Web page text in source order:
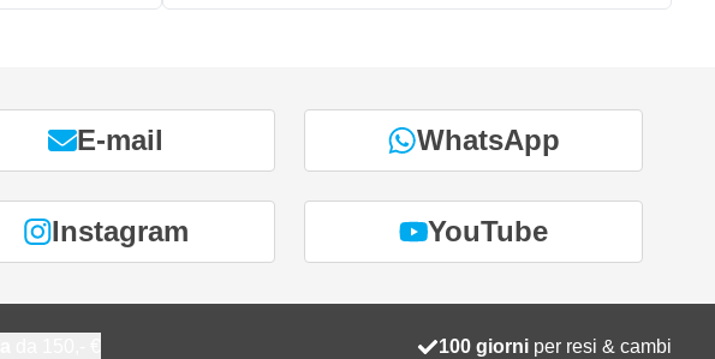
E-mail WhatsApp
Instagram YouTube
100 giorni per resi & cambi